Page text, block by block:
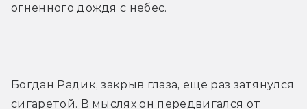
огненного дождя с небес.
Богдан Радик, закрыв глаза, еще раз затянулся
сигаретой. В мыслях он передвигался от